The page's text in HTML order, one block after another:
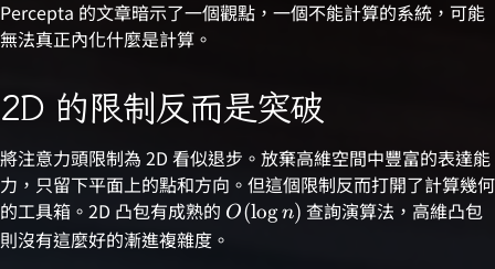
Percepta 的文章暗示了一個觀點，一個不能計算的系統，可能
無法真正內化什麼是計算。
2D 的限制反而是突破
將注意力頭限制為 2D 看似退步。放棄高維空間中豐富的表達能
力，只留下平面上的點和方向。但這個限制反而打開了計算幾何
的工具箱。2D 凸包有成熟的 \relax
O(logn) 查詢演算法，高維凸包
則沒有這麼好的漸進複雜度。